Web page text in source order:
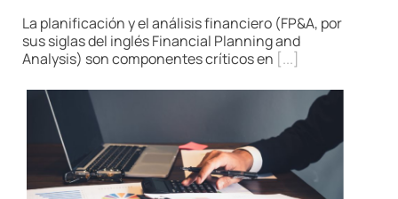
La planificación y el análisis financiero (FP&A, por
sus siglas del inglés Financial Planning and
Analysis) son componentes críticos en [...]